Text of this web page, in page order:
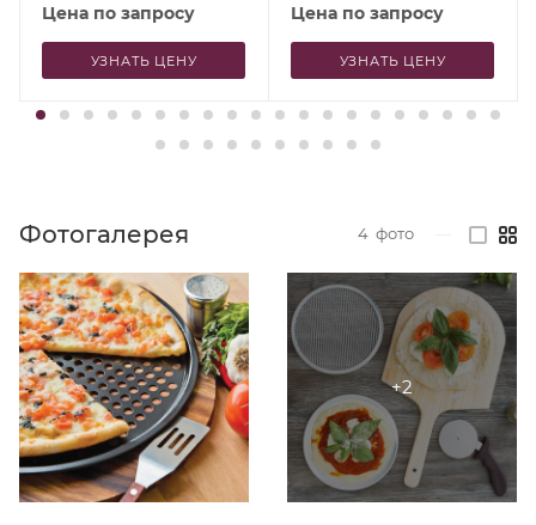
Цена по запросу
УЗНАТЬ ЦЕНУ
Цена по запросу
УЗНАТЬ ЦЕНУ
Фотогалерея 4 фото